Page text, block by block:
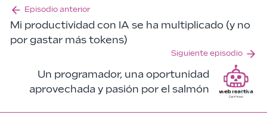
Episodio anterior
Mi productividad con IA se ha multiplicado (y no
por gastar más tokens)
Siguiente episodio
Un programador, una oportunidad
aprovechada y pasión por el salmón